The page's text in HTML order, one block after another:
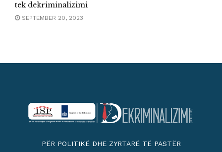
tek dekriminalizimi
SEPTEMBER 20, 2023
PËR POLITIKË DHE ZYRTARË TË PASTËR